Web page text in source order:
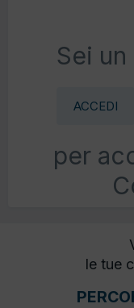
Sei
ACCEDI
per
le tue